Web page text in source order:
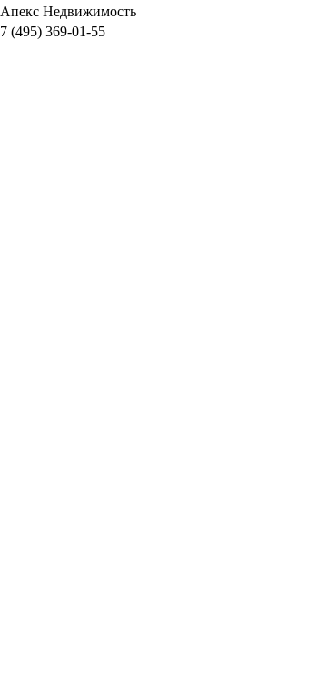
Апекс Недвижимость
7 (495) 369-01-55